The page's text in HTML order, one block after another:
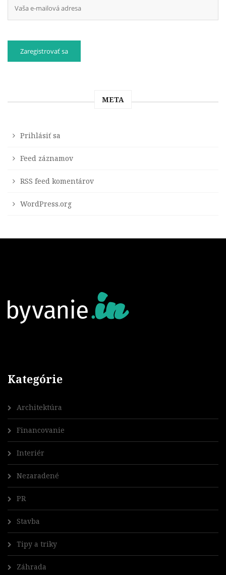
META
Prihlásiť sa
Feed záznamov
RSS feed komentárov
WordPress.org
Kategórie
Architektúra
Financovanie
Interiér
Nezaradené
PR
Stavba
Tipy a triky
Záhrada